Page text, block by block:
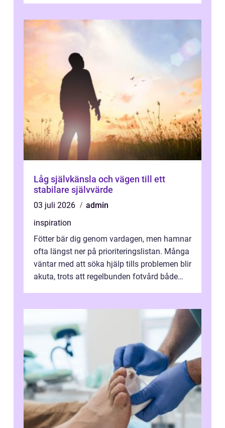
Låg självkänsla och vägen till ett
stabilare självvärde
03 juli 2026
admin
inspiration
Fötter bär dig genom vardagen, men hamnar
ofta längst ner på prioriteringslistan. Många
väntar med att söka hjälp tills problemen blir
akuta, trots att regelbunden fotvård både